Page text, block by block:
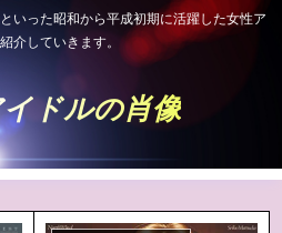
いった昭和から平成初期に活躍した女性ア
介していきます。
ドルの肖像